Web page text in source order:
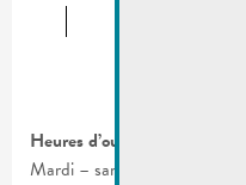
Heures d’ouverture :
Mardi – samedi : 10:00-17:00